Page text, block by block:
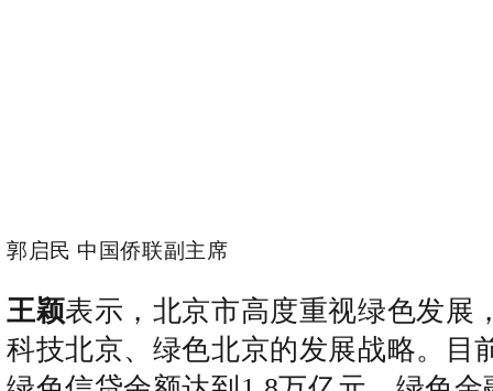
郭启民 中国侨联副主席
王颖表示，北京市高度重视绿色发展
科技北京、绿色北京的发展战略。目